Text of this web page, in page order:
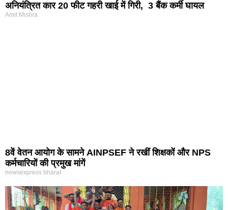
अनियंत्रित कार 20 फीट गहरी खाई में गिरी, 3 बैंक कर्मी घायल
Amit Mishra
8वें वेतन आयोग के सामने AINPSEF ने रखीं शिक्षकों और NPS
कर्मचारियों की प्रमुख मांगें
newsexpress bharat